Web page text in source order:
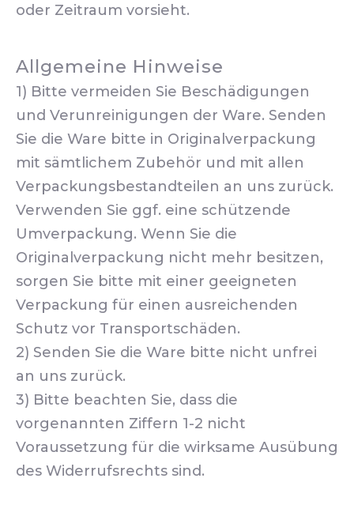
oder Zeitraum vorsieht.
Allgemeine Hinweise
1) Bitte vermeiden Sie Beschädigungen
und Verunreinigungen der Ware. Senden
Sie die Ware bitte in Originalverpackung
mit sämtlichem Zubehör und mit allen
Verpackungsbestandteilen an uns zurück.
Verwenden Sie ggf. eine schützende
Umverpackung. Wenn Sie die
Originalverpackung nicht mehr besitzen,
sorgen Sie bitte mit einer geeigneten
Verpackung für einen ausreichenden
Schutz vor Transportschäden.
2) Senden Sie die Ware bitte nicht unfrei
an uns zurück.
3) Bitte beachten Sie, dass die
vorgenannten Ziffern 1-2 nicht
Voraussetzung für die wirksame Ausübung
des Widerrufsrechts sind.
PREVIOUS